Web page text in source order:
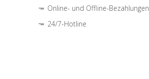
Online- und Offline-Bezahlungen
24/7-Hotline